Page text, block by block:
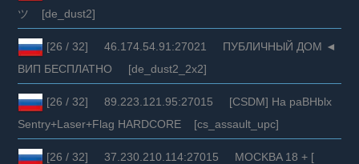
ツ [de_dust2]
[26 / 32] 46.174.54.91:27021 ПУБЛИЧНЫЙ ДОМ ◄
ВИП БЕСПЛАТНО [de_dust2_2x2]
[26 / 32] 89.223.121.95:27015 [CSDM] Ha paBHblx
Sentry+Laser+Flag HARDCORE [cs_assault_upc]
[26 / 32] 37.230.210.114:27015 MOCKBA 18 + [